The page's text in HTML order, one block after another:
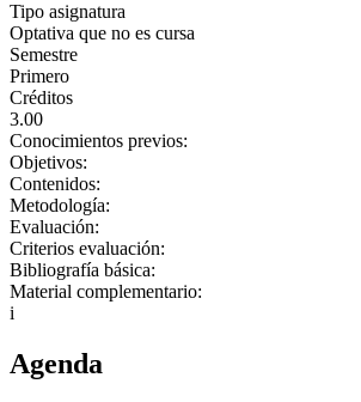
Tipo asignatura
Optativa que no es cursa
Semestre
Primero
Créditos
3.00
Conocimientos previos:
Objetivos:
Contenidos:
Metodología:
Evaluación:
Criterios evaluación:
Bibliografía básica:
Material complementario:
i
Agenda